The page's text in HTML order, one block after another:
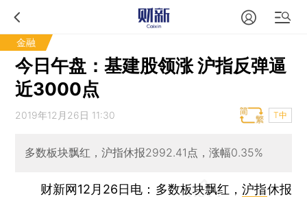
金融
今日午盘：基建股领涨 沪指反弹逼
近3000点
2019年12月26日 11:30 T中
多数板块飘红，沪指休报2992.41点，涨幅0.35%
财新网12月26日电 ：多数板块飘红，沪指休报